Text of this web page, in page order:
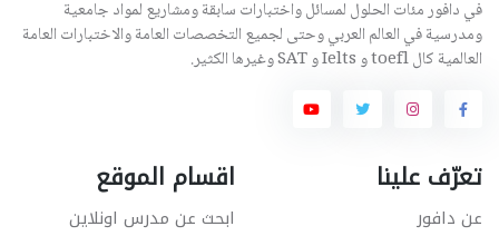
في دافور مئات الحلول لمسائل واختبارات سابقة ومشاريع لمواد جامعية
ومدرسية في العالم العربي وحتى لجميع التخصصات العامة والاختبارات العامة
العالمية كال toefl و Ielts و SAT وغيرها الكثير.
تعرّف علينا
عن دافور
اقسام الموقع
ابحث عن مدرس اونلاين